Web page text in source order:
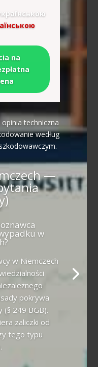
na
techniczna
według
—
w
w Niemczech
pokrywa
(§ 249 BGB).
zaliczki od
tego typu